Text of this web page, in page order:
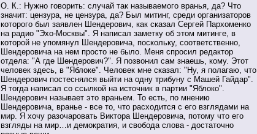
О. К.: Нужно говорить: случай так называемого вранья, да? Что
значит: цензура, не цензура, да? Был митинг, среди организаторов
которого был заявлен Шендерович, как сказал Сергей Пархоменко
на радио "Эхо-Москвы". Я написал заметку об этом митинге, в
которой не упомянул Шендеровича, поскольку, соответственно,
Шендеровича на нем просто не было. Меня спросил редактор
отдела: "А где Шендерович?". Я позвонил сам знаешь, кому. Этот
человек здесь, в "Яблоке". Человек мне сказал: "Ну, я полагаю, что
Шендерович постеснялся выйти на одну трибуну с Машей Гайдар".
Я тогда написал со ссылкой на источник в партии "Яблоко".
Шендерович называет это враньем. То есть, по мнению
Шендеровича, вранье - все то, что расходится с его взглядами на
мир. Я хочу разочаровать Виктора Шендеровича, потому что его
взгляды на мир…и демократия, и свобода слова - достаточно